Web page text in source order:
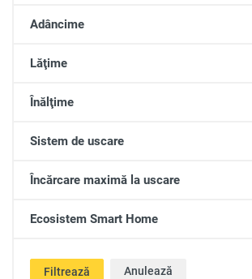
Adâncime
Lăţime
Înălţime
Sistem de uscare
Încărcare maximă la uscare
Ecosistem Smart Home
Filtrează Anulează